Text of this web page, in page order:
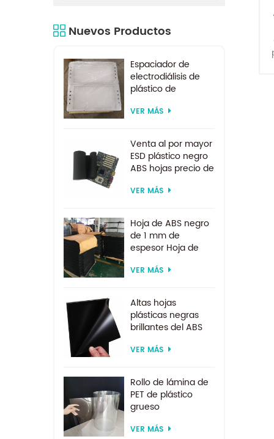
Nuevos Productos
Espaciador de
electrodiálisis de
plástico de
fábrica por encargo
electrodiálisis
VER MÁS
Venta al por mayor
ESD plástico negro
ABS hojas precio de
termoformado
VER MÁS
Hoja de ABS negro
de 1 mm de
espesor Hoja de
VER MÁS
Altas hojas
plásticas negras
brillantes del ABS
formación al vacío
VER MÁS
Rollo de lámina de
PET de plástico
grueso
transparente rígido
VER MÁS